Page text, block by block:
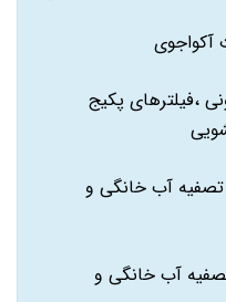
آکواجوی
،فیلترهای پکیج
تصفیه آب خانگی و
آب خانگی و